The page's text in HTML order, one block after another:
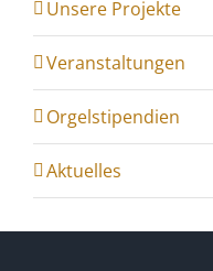
Unsere Projekte
Veranstaltungen
Orgelstipendien
Aktuelles